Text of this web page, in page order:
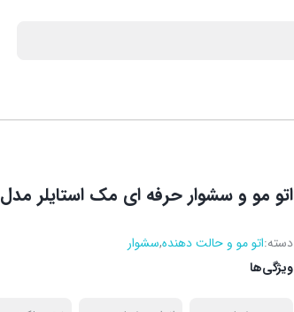
اتو مو و سشوار حرفه ای مک استایلر مدل MC-52B
دسته:اتو مو و حالت دهنده,سشوار
ویژگی‌ها